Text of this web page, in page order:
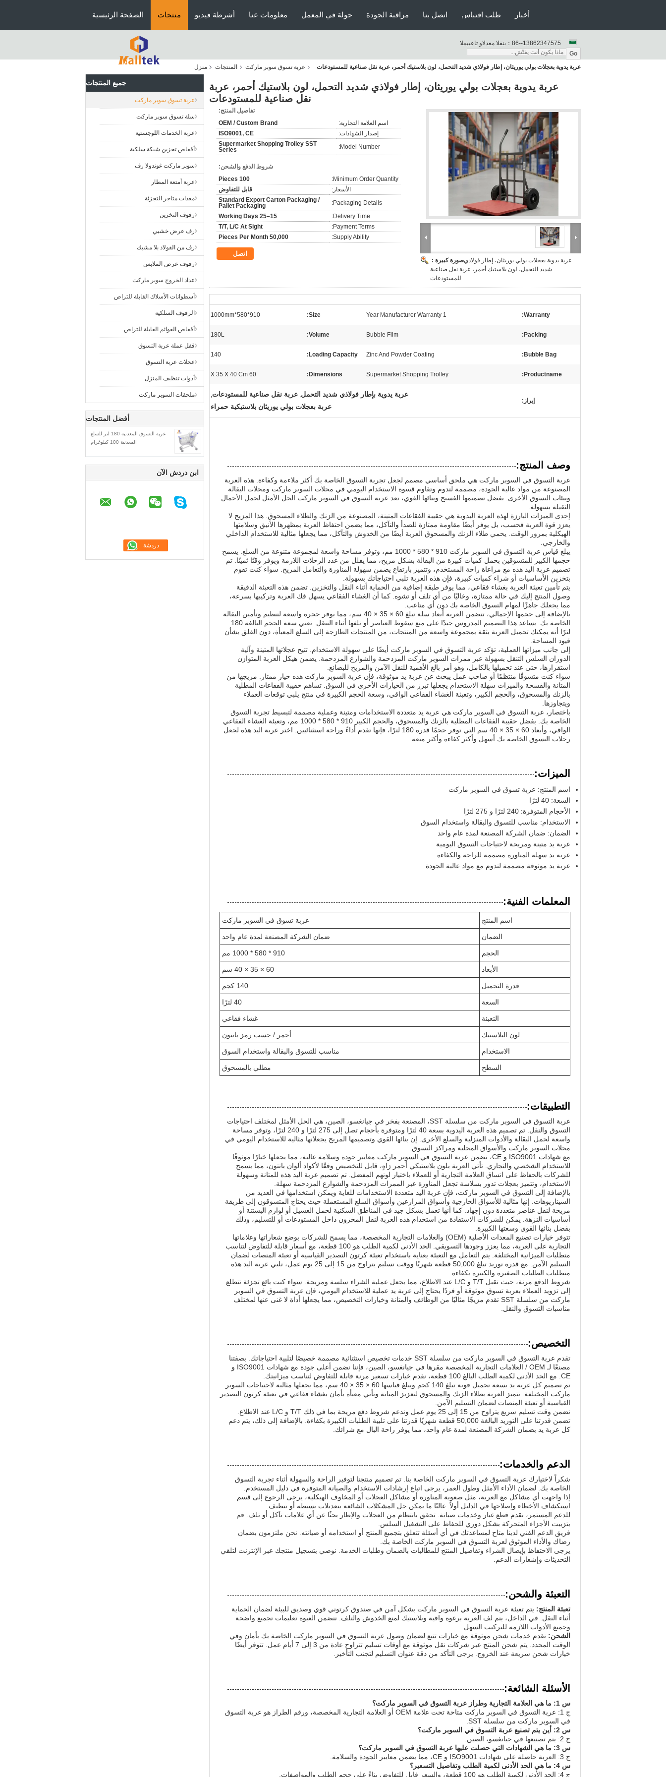
الصفحة الرئيسية منتجات أشرطة فيديو معلومات عنا جولة في المعمل مراقبة الجودة اتصل بنا طلب اقتباس أخبار
المبيعات والدعم الفنى： 86--13862347575
Go
منزل
المنتجات عربة تسوق سوبر ماركت عربة يدوية بعجلات بولي يوريثان، إطار فولاذي شديد التحمل، لون بلاستيك أحمر، عربة نقل صناعية للمستودعات
جميع المنتجات
عربة تسوق سوبر ماركت
سلة تسوق سوبر ماركت
عربة الخدمات اللوجستية
أقفاص تخزين شبكة سلكية
سوبر ماركت غوندولا رف
عربة أمتعة المطار
معدات متاجر التجزئة
رفوف التخزين
رف عرض خشبي
رف من الفولاذ بلا مشبك
رفوف عرض الملابس
عداد الخروج سوبر ماركت
أسطوانات الأسلاك القابلة للتراص
الرفوف السلكية
أقفاص القوائم القابلة للتراص
قفل عملة عربة التسوق
عجلات عربة التسوق
أدوات تنظيف المنزل
ملحقات السوبر ماركت
أفضل المنتجات
عربة التسوق المعدنية 180 لتر للسلع
المعدنية 100 كيلوغرام
ابن دردش الآن
عربة يدوية بعجلات بولي يوريثان، إطار فولاذي شديد التحمل، لون بلاستيك أحمر، عربة
نقل صناعية للمستودعات
صورة كبيرة :عربة يدوية بعجلات بولي يوريثان، إطار فولاذي
شديد التحمل، لون بلاستيك أحمر، عربة نقل صناعية
للمستودعات
تفاصيل المنتج:
اسم العلامة التجارية:
OEM / Custom Brand
إصدار الشهادات:
ISO9001, CE
Model Number:
Supermarket Shopping Trolley SST
Series
شروط الدفع والشحن:
Minimum Order Quantity:
100 Pieces
الأسعار:
قابل للتفاوض
Packaging Details:
Standard Export Carton Packaging /
Pallet Packaging
Delivery Time:
15–25 Working Days
Payment Terms:
T/T, L/C At Sight
Supply Ability:
50,000 Pieces Per Month
اتصل
Warranty:
1 Year Manufacturer Warranty
Size:
910*580*1000mm
Packing:
Bubble Film
Volume:
180L
Bubble Bag:
Zinc And Powder Coating
Loading Capacity:
140
Productname:
Supermarket Shopping Trolley
Dimensions:
60 X 35 X 40 Cm
إبراز:
عربة يدوية بإطار فولاذي شديد التحمل, عربة نقل صناعية للمستودعات,
عربة بعجلات بولي يوريثان بلاستيكية حمراء
وصف المنتج:
عربة التسوق في السوبر ماركت هي ملحق أساسي مصمم لجعل تجربة التسوق الخاصة بك أكثر ملاءمة وكفاءة. هذه العربة
المصنوعة من مواد عالية الجودة، مصممة لتدوم وتقاوم قسوة الاستخدام اليومي في محلات السوبر ماركت ومحلات البقالة
وبيئات التسوق الأخرى. بفضل تصميمها الفسيح وبنائها القوي، تعد عربة التسوق في السوبر ماركت الحل الأمثل لحمل الأحمال
الثقيلة بسهولة.
إحدى الميزات البارزة لهذه العربة اليدوية هي حقيبة الفقاعات المتينة، المصنوعة من الزنك والطلاء المسحوق. هذا المزيج لا
يعزز قوة العربة فحسب، بل يوفر أيضًا مقاومة ممتازة للصدأ والتآكل، مما يضمن احتفاظ العربة بمظهرها الأنيق وسلامتها
الهيكلية بمرور الوقت. يحمي طلاء الزنك والمسحوق العربة أيضًا من الخدوش والتآكل، مما يجعلها مثالية للاستخدام الداخلي
والخارجي.
يبلغ قياس عربة التسوق في السوبر ماركت 910 * 580 * 1000 مم، وتوفر مساحة واسعة لمجموعة متنوعة من السلع. يسمح
حجمها الكبير للمتسوقين بحمل كميات كبيرة من البقالة بشكل مريح، مما يقلل من عدد الرحلات اللازمة ويوفر وقتًا ثمينًا. تم
تصميم عربة اليد هذه مع مراعاة راحة المستخدم، وتتميز بارتفاع يضمن سهولة المناورة والتعامل المريح. سواء كنت تقوم
بتخزين الأساسيات أو شراء كميات كبيرة، فإن هذه العربة تلبي احتياجاتك بسهولة.
يتم تأمين تعبئة العربة بغشاء فقاعي، مما يوفر طبقة إضافية من الحماية أثناء النقل والتخزين. تضمن هذه التعبئة الدقيقة
وصول المنتج إليك في حالة ممتازة، وخاليًا من أي تلف أو تشوه. كما أن الغشاء الفقاعي يسهل فك العربة وتركيبها بسرعة،
مما يجعلك جاهزًا لمهام التسوق الخاصة بك دون أي متاعب.
بالإضافة إلى حجمها الإجمالي، تتضمن العربة أبعاد سلة تبلغ 60 × 35 × 40 سم، مما يوفر حجرة واسعة لتنظيم وتأمين البقالة
الخاصة بك. يساعد هذا التصميم المدروس جيدًا على منع سقوط العناصر أو تلفها أثناء التنقل. تعني سعة الحجم البالغة 180
لترًا أنه يمكنك تحميل العربة بثقة بمجموعة واسعة من المنتجات، من المنتجات الطازجة إلى السلع المعبأة، دون القلق بشأن
قيود المساحة.
إلى جانب ميزاتها العملية، تؤكد عربة التسوق في السوبر ماركت أيضًا على سهولة الاستخدام. تتيح عجلاتها المتينة وآلية
الدوران السلس التنقل بسهولة عبر ممرات السوبر ماركت المزدحمة والشوارع المزدحمة. يضمن هيكل العربة المتوازن
استقرارها، حتى عند تحميلها بالكامل، وهو أمر بالغ الأهمية للنقل الآمن والمريح للبضائع.
سواء كنت متسوقًا منتظمًا أو صاحب عمل يبحث عن عربة يد موثوقة، فإن عربة السوبر ماركت هذه خيار ممتاز. مزيجها من
المتانة والفسحة والميزات سهلة الاستخدام يجعلها تبرز من الخيارات الأخرى في السوق. تساهم حقيبة الفقاعات المطلية
بالزنك والمسحوق، والحجم الكبير، وتعبئة الغشاء الفقاعي الواقي، وسعة الحجم الكبيرة في منتج يلبي توقعات العملاء
ويتجاوزها.
باختصار، عربة التسوق في السوبر ماركت هي عربة يد متعددة الاستخدامات ومتينة وعملية مصممة لتبسيط تجربة التسوق
الخاصة بك. بفضل حقيبة الفقاعات المطلية بالزنك والمسحوق، والحجم الكبير 910 * 580 * 1000 مم، وتعبئة الغشاء الفقاعي
الواقي، وأبعاد 60 × 35 × 40 سم التي توفر حجمًا قدره 180 لترًا، فإنها تقدم أداءً وراحة استثنائيين. اختر عربة اليد هذه لجعل
رحلات التسوق الخاصة بك أسهل وأكثر كفاءة وأكثر متعة.
الميزات:
اسم المنتج: عربة تسوق في السوبر ماركت
السعة: 40 لترًا
الأحجام المتوفرة: 240 لترًا و 275 لترًا
الاستخدام: مناسب للتسوق والبقالة واستخدام السوق
الضمان: ضمان الشركة المصنعة لمدة عام واحد
عربة يد متينة ومريحة لاحتياجات التسوق اليومية
عربة يد سهلة المناورة مصممة للراحة والكفاءة
عربة يد موثوقة مصممة لتدوم مع مواد عالية الجودة
المعلمات الفنية:
اسم المنتج عربة تسوق في السوبر ماركت
الضمان ضمان الشركة المصنعة لمدة عام واحد
الحجم 910 * 580 * 1000 مم
الأبعاد 60 × 35 × 40 سم
قدرة التحميل 140 كجم
السعة 40 لترًا
التعبئة غشاء فقاعي
لون البلاستيك أحمر / حسب رمز بانتون
الاستخدام مناسب للتسوق والبقالة واستخدام السوق
السطح مطلي بالمسحوق
التطبيقات:
عربة التسوق في السوبر ماركت من سلسلة SST، المصنعة بفخر في جيانغسو، الصين، هي الحل الأمثل لمختلف احتياجات
التسوق والنقل. تم تصميم هذه العربة اليدوية بسعة 40 لترًا ومتوفرة بأحجام تصل إلى 275 لترًا و 240 لترًا، وتوفر مساحة
واسعة لحمل البقالة والأدوات المنزلية والسلع الأخرى. إن بنائها القوي وتصميمها المريح يجعلانها مثالية للاستخدام اليومي في
محلات السوبر ماركت والأسواق المحلية ومراكز التسوق.
مع شهادات ISO9001 و CE، تضمن عربة التسوق في السوبر ماركت معايير جودة وسلامة عالية، مما يجعلها خيارًا موثوقًا
للاستخدام الشخصي والتجاري. تأتي العربة بلون بلاستيكي أحمر زاهٍ، قابل للتخصيص وفقًا لأكواد ألوان بانتون، مما يسمح
للشركات بالحفاظ على اتساق العلامة التجارية أو للعملاء باختيار لونهم المفضل. تم تصميم عربة اليد هذه للمتانة وسهولة
الاستخدام، وتتميز بعجلات تدور بسلاسة تجعل المناورة عبر الممرات المزدحمة والشوارع المزدحمة سهلة.
بالإضافة إلى التسوق في السوبر ماركت، فإن عربة اليد متعددة الاستخدامات للغاية ويمكن استخدامها في العديد من
السيناريوهات. إنها مثالية للأسواق الخارجية وأسواق المزارعين وأسواق السلع المستعملة حيث يحتاج المتسوقون إلى طريقة
مريحة لنقل عناصر متعددة دون إجهاد. كما أنها تعمل بشكل جيد في المناطق السكنية لحمل الغسيل أو لوازم البستنة أو
أساسيات النزهة. يمكن للشركات الاستفادة من استخدام هذه العربة لنقل المخزون داخل المستودعات أو للتسليم، وذلك
بفضل بنائها القوي وسعتها الكبيرة.
تتوفر خيارات تصنيع المعدات الأصلية (OEM) والعلامات التجارية المخصصة، مما يسمح للشركات بوضع شعاراتها وعلاماتها
التجارية على العربة، مما يعزز وجودها التسويقي. الحد الأدنى لكمية الطلب هو 100 قطعة، مع أسعار قابلة للتفاوض لتناسب
متطلبات الميزانية المختلفة. يتم التعامل مع التعبئة بعناية باستخدام تعبئة كرتون التصدير القياسية أو تعبئة المنصات لضمان
التسليم الآمن. مع قدرة توريد تبلغ 50,000 قطعة شهريًا ووقت تسليم يتراوح من 15 إلى 25 يوم عمل، تلبي عربة اليد هذه
متطلبات الطلبات الصغيرة والكبيرة بكفاءة.
شروط الدفع مرنة، حيث تقبل T/T و L/C عند الاطلاع، مما يجعل عملية الشراء سلسة ومريحة. سواء كنت بائع تجزئة تتطلع
إلى تزويد العملاء بعربة تسوق موثوقة أو فردًا يحتاج إلى عربة يد عملية للاستخدام اليومي، فإن عربة التسوق في السوبر
ماركت من سلسلة SST تقدم مزيجًا مثاليًا من الوظائف والمتانة وخيارات التخصيص، مما يجعلها أداة لا غنى عنها لمختلف
مناسبات التسوق والنقل.
التخصيص:
تقدم عربة التسوق في السوبر ماركت من سلسلة SST خدمات تخصيص استثنائية مصممة خصيصًا لتلبية احتياجاتك. بصفتنا
مصنعًا لـ OEM / العلامات التجارية المخصصة مقرها في جيانغسو، الصين، فإننا نضمن أعلى جودة مع شهادات ISO9001 و
CE. مع الحد الأدنى لكمية الطلب البالغ 100 قطعة، نقدم خيارات تسعير مرنة قابلة للتفاوض لتناسب ميزانيتك.
تم تصميم كل عربة يد بسعة تحميل قوية تبلغ 140 كجم ويبلغ قياسها 60 × 35 × 40 سم، مما يجعلها مثالية لاحتياجات السوبر
ماركت المختلفة. تتميز العربة بطلاء الزنك والمسحوق لتعزيز المتانة وتأتي معبأة بأمان بغشاء فقاعي في تعبئة كرتون التصدير
القياسية أو تعبئة المنصات لضمان التسليم الآمن.
نضمن وقت تسليم سريع يتراوح من 15 إلى 25 يوم عمل وندعم شروط دفع مريحة بما في ذلك T/T و L/C عند الاطلاع.
تضمن قدرتنا على التوريد البالغة 50,000 قطعة شهريًا قدرتنا على تلبية الطلبات الكبيرة بكفاءة. بالإضافة إلى ذلك، يتم دعم
كل عربة يد بضمان الشركة المصنعة لمدة عام واحد، مما يوفر راحة البال مع شرائك.
الدعم والخدمات:
شكراً لاختيارك عربة التسوق في السوبر ماركت الخاصة بنا. تم تصميم منتجنا لتوفير الراحة والسهولة أثناء تجربة التسوق
الخاصة بك. لضمان الأداء الأمثل وطول العمر، يرجى اتباع إرشادات الاستخدام والصيانة المتوفرة في دليل المستخدم.
إذا واجهت أي مشاكل مع العربة، مثل صعوبة المناورة أو مشاكل العجلات أو المخاوف الهيكلية، يرجى الرجوع إلى قسم
استكشاف الأخطاء وإصلاحها في الدليل أولاً. غالبًا ما يمكن حل المشكلات الشائعة بتعديلات بسيطة أو تنظيف.
للدعم المستمر، نقدم قطع غيار وخدمات صيانة. تحقق بانتظام من العجلات والإطار بحثًا عن أي علامات تآكل أو تلف. قم
بتزييت الأجزاء المتحركة بشكل دوري للحفاظ على التشغيل السلس.
فريق الدعم الفني لدينا متاح لمساعدتك في أي أسئلة تتعلق بتجميع المنتج أو استخدامه أو صيانته. نحن ملتزمون بضمان
رضاك والأداء الموثوق لعربة التسوق في السوبر ماركت الخاصة بك.
يرجى الاحتفاظ بإيصال الشراء وتفاصيل المنتج للمطالبات بالضمان وطلبات الخدمة. نوصي بتسجيل منتجك عبر الإنترنت لتلقي
التحديثات وإشعارات الدعم.
التعبئة والشحن:
تعبئة المنتج: يتم تعبئة عربة التسوق في السوبر ماركت بشكل آمن في صندوق كرتوني قوي وصديق للبيئة لضمان الحماية
أثناء النقل. في الداخل، يتم لف العربة برغوة واقية وبلاستيك لمنع الخدوش والتلف. تتضمن العبوة تعليمات تجميع واضحة
وجميع الأدوات اللازمة للتركيب السهل.
الشحن: نقدم خدمات شحن موثوقة مع خيارات تتبع لضمان وصول عربة التسوق في السوبر ماركت الخاصة بك بأمان وفي
الوقت المحدد. يتم شحن المنتج عبر شركات نقل موثوقة مع أوقات تسليم تتراوح عادة من 3 إلى 7 أيام عمل. تتوفر أيضًا
خيارات شحن سريعة عند الخروج. يرجى التأكد من دقة عنوان التسليم لتجنب التأخير.
الأسئلة الشائعة:
س 1: ما هي العلامة التجارية وطراز عربة التسوق في السوبر ماركت؟
ج 1: عربة التسوق في السوبر ماركت متاحة تحت علامة OEM أو العلامة التجارية المخصصة، ورقم الطراز هو عربة التسوق
في السوبر ماركت من سلسلة SST.
س 2: أين يتم تصنيع عربة التسوق في السوبر ماركت؟
ج 2: يتم تصنيعها في جيانغسو، الصين.
س 3: ما هي الشهادات التي حصلت عليها عربة التسوق في السوبر ماركت؟
ج 3: العربة حاصلة على شهادات ISO9001 و CE، مما يضمن معايير الجودة والسلامة.
س 4: ما هي الحد الأدنى لكمية الطلب وتفاصيل التسعير؟
ج 4: الحد الأدنى لكمية الطلب هو 100 قطعة، والسعر قابل للتفاوض بناءً على حجم الطلب والمواصفات.